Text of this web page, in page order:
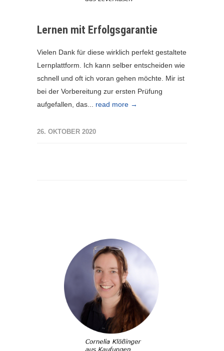
Lernen mit Erfolgsgarantie
Vielen Dank für diese wirklich perfekt gestaltete
Lernplattform. Ich kann selber entscheiden wie
schnell und oft ich voran gehen möchte. Mir ist
bei der Vorbereitung zur ersten Prüfung
aufgefallen, das... read more →
26. OKTOBER 2020